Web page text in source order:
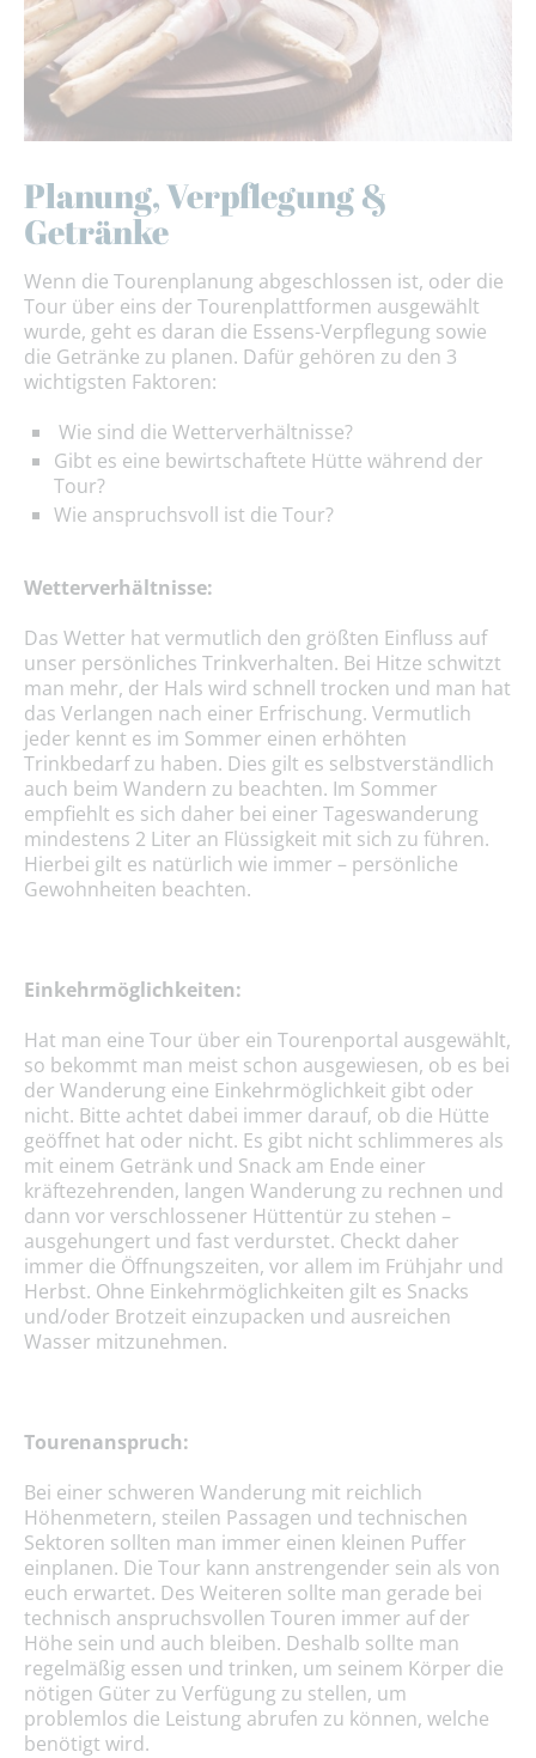
Planung, Verpflegung &
Getränke
Wenn die Tourenplanung abgeschlossen ist, oder die
Tour über eins der Tourenplattformen ausgewählt
wurde, geht es daran die Essens-Verpflegung sowie
die Getränke zu planen. Dafür gehören zu den 3
wichtigsten Faktoren:
Wie sind die Wetterverhältnisse?
Gibt es eine bewirtschaftete Hütte während der
Tour?
Wie anspruchsvoll ist die Tour?
Wetterverhältnisse:
Das Wetter hat vermutlich den größten Einfluss auf
unser persönliches Trinkverhalten. Bei Hitze schwitzt
man mehr, der Hals wird schnell trocken und man hat
das Verlangen nach einer Erfrischung. Vermutlich
jeder kennt es im Sommer einen erhöhten
Trinkbedarf zu haben. Dies gilt es selbstverständlich
auch beim Wandern zu beachten. Im Sommer
empfiehlt es sich daher bei einer Tageswanderung
mindestens 2 Liter an Flüssigkeit mit sich zu führen.
Hierbei gilt es natürlich wie immer – persönliche
Gewohnheiten beachten.
Einkehrmöglichkeiten:
Hat man eine Tour über ein Tourenportal ausgewählt,
so bekommt man meist schon ausgewiesen, ob es bei
der Wanderung eine Einkehrmöglichkeit gibt oder
nicht. Bitte achtet dabei immer darauf, ob die Hütte
geöffnet hat oder nicht. Es gibt nicht schlimmeres als
mit einem Getränk und Snack am Ende einer
kräftezehrenden, langen Wanderung zu rechnen und
dann vor verschlossener Hüttentür zu stehen –
ausgehungert und fast verdurstet. Checkt daher
immer die Öffnungszeiten, vor allem im Frühjahr und
Herbst. Ohne Einkehrmöglichkeiten gilt es Snacks
und/oder Brotzeit einzupacken und ausreichen
Wasser mitzunehmen.
Tourenanspruch:
Bei einer schweren Wanderung mit reichlich
Höhenmetern, steilen Passagen und technischen
Sektoren sollten man immer einen kleinen Puffer
einplanen. Die Tour kann anstrengender sein als von
euch erwartet. Des Weiteren sollte man gerade bei
technisch anspruchsvollen Touren immer auf der
Höhe sein und auch bleiben. Deshalb sollte man
regelmäßig essen und trinken, um seinem Körper die
nötigen Güter zu Verfügung zu stellen, um
problemlos die Leistung abrufen zu können, welche
benötigt wird.